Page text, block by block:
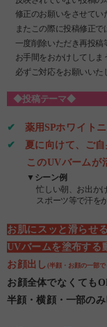
修正のお願いをさせてい
またこの際に投稿修正で
一度削除いただき再投稿
お手間をおかけしてしま
必ずご対応をお願いいた
◆投稿テーマ◆
✔
薬用SPホワイト
✔
夏に向けて、ご
このUVバームが
▼シーン例
忙しい朝、お出か
スポーツ等で汗を
お肌にスッと滑らせ
UVバームを塗布する
お顔出し (半顔・お顔の一部で
お顔全体でなくても
半顔・横顔・一部の